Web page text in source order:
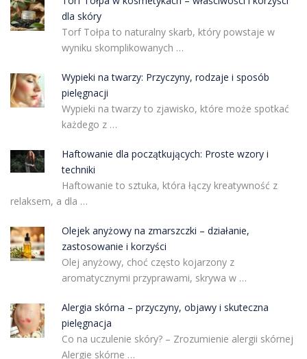
dla skóry
Torf Tołpa to naturalny skarb, który powstaje w
wyniku skomplikowanych …
Wypieki na twarzy: Przyczyny, rodzaje i sposób
pielęgnacji
Wypieki na twarzy to zjawisko, które może spotkać
każdego z …
Haftowanie dla początkujących: Proste wzory i
techniki
Haftowanie to sztuka, która łączy kreatywność z
relaksem, a dla …
Olejek anyżowy na zmarszczki – działanie,
zastosowanie i korzyści
Olej anyżowy, choć często kojarzony z
aromatycznymi przyprawami, skrywa w …
Alergia skórna – przyczyny, objawy i skuteczna
pielęgnacja
Co na uczulenie skóry? – Zrozumienie alergii skórnej
Alergie skórne …